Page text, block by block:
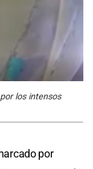
los intensos
por